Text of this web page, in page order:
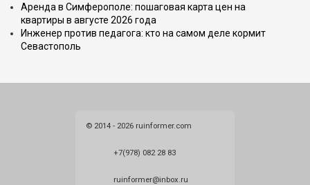
Аренда в Симферополе: пошаговая карта цен на
квартиры в августе 2026 года
Инженер против педагога: кто на самом деле кормит
Севастополь
© 2014 - 2026 ruinformer.com
+7(978) 082 28 83
ruinformer@inbox.ru